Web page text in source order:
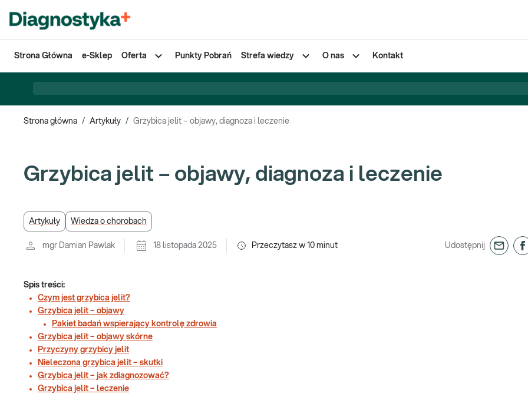
Strona Główna e-Sklep Oferta Punkty Pobrań Strefa wiedzy O nas Kontakt
Strona główna / Artykuły / Grzybica jelit – objawy, diagnoza i leczenie
Grzybica jelit – objawy, diagnoza i leczenie
Artykuły Wiedza o chorobach
mgr Damian Pawlak 18 listopada 2025 Przeczytasz w 10 minut Udostępnij
Spis treści:
Czym jest grzybica jelit?
Grzybica jelit – objawy
Pakiet badań wspierający kontrolę zdrowia
Grzybica jelit – objawy skórne
Przyczyny grzybicy jelit
Nieleczona grzybica jelit – skutki
Grzybica jelit – jak zdiagnozować?
Grzybica jelit – leczenie